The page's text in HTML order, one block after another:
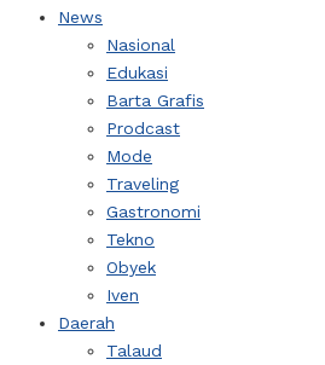
News
Nasional
Edukasi
Barta Grafis
Prodcast
Mode
Traveling
Gastronomi
Tekno
Obyek
Iven
Daerah
Talaud